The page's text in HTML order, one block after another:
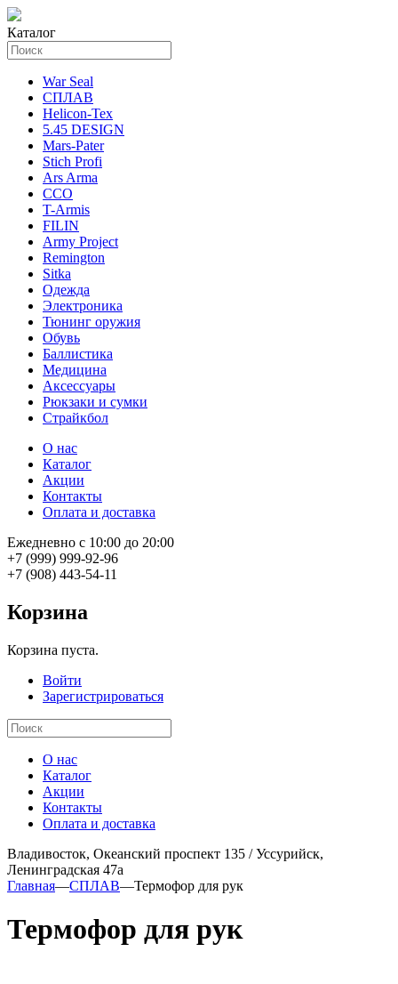
Каталог
War Seal
СПЛАВ
Helicon-Tex
5.45 DESIGN
Mars-Pater
Stich Profi
Ars Arma
ССО
T-Armis
FILIN
Army Project
Remington
Sitka
Одежда
Электроника
Тюнинг оружия
Обувь
Баллистика
Медицина
Аксессуары
Рюкзаки и сумки
Страйкбол
О нас
Каталог
Акции
Контакты
Оплата и доставка
Ежедневно с 10:00 до 20:00
+7 (999) 999-92-96
+7 (908) 443-54-11
Корзина
Корзина пуста.
Войти
Зарегистрироваться
О нас
Каталог
Акции
Контакты
Оплата и доставка
Владивосток, Океанский проспект 135 / Уссурийск,
Ленинградская 47а
Главная—СПЛАВ—Термофор для рук
Термофор для рук